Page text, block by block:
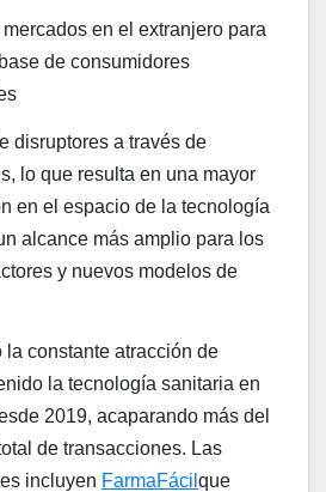
en el extranjero para
de consumidores
disruptores a través de
lo que resulta en una mayor
en el espacio de la tecnología
alcance más amplio para los
y nuevos modelos de
la constante atracción de
la tecnología sanitaria en
2019, acaparando más del
de transacciones. Las
incluyen FarmaFácil que